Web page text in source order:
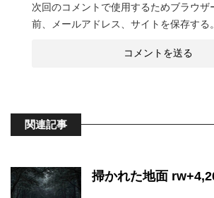
次回のコメントで使用するためブラウザ
前、メールアドレス、サイトを保存する。
関連記事
掃かれた地面